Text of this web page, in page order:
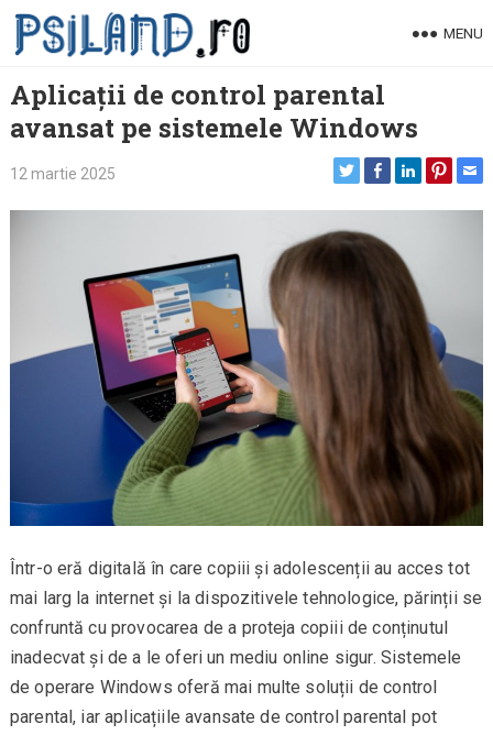
Skip
MENU
Aplicații de control parental
avansat pe sistemele Windows
12 martie 2025
Într-o eră digitală în care copiii și adolescenții au acces tot
mai larg la internet și la dispozitivele tehnologice, părinții se
confruntă cu provocarea de a proteja copiii de conținutul
inadecvat și de a le oferi un mediu online sigur. Sistemele
de operare Windows oferă mai multe soluții de control
parental, iar aplicațiile avansate de control parental pot